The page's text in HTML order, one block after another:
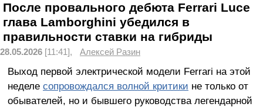
После провального дебюта Ferrari Luce
глава Lamborghini убедился в
правильности ставки на гибриды
28.05.2026 [11:41], Алексей Разин
Выход первой электрической модели Ferrari на этой
неделе сопровождался волной критики не только от
обывателей, но и бывшего руководства легендарной